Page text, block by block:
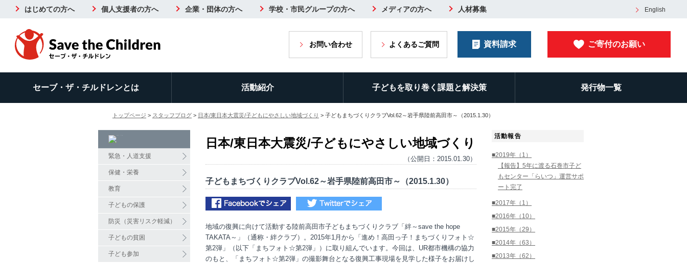
はじめての方へ 個人支援者の方へ 企業・団体の方へ 学校・市民グループの方へ メディアの方へ 人材募集 English
お問い合わせ よくあるご質問 資料請求 ご寄付のお願い
セーブ・ザ・チルドレンとは 活動紹介 子どもを取り巻く課題と解決策 発行物一覧
トップページ > スタッフブログ > 日本/東日本大震災/子どもにやさしい地域づくり > 子どもまちづくりクラブVol.62～岩手県陸前高田市～（2015.1.30）
緊急・人道支援
保健・栄養
教育
子どもの保護
防災（災害リスク軽減）
子どもの貧困
子ども参加
日本/東日本大震災/子どもにやさしい地域づくり
（公開日：2015.01.30）
子どもまちづくりクラブVol.62～岩手県陸前高田市～（2015.1.30）
地域の復興に向けて活動する陸前高田市子どもまちづくりクラブ「絆～ save the hope
TAKATA～」（通称・絆クラブ）。 2015年1月から「進め！高田っ子！まちづくりフォト☆
第2弾」（以下「まちフォト☆第2弾」）に取り組んでいます。今回は、 UR都市機構の協力
のもと、「まちフォト☆第2弾」の撮影舞台となる復興工事現場を見学した様子をお届けし
活動報告
■2019年（1）
【報告】5年に渡る石巻市子ど
もセンター「らいつ」運営サポ
ート完了
■2017年（1）
■2016年（10）
■2015年（29）
■2014年（63）
■2013年（62）